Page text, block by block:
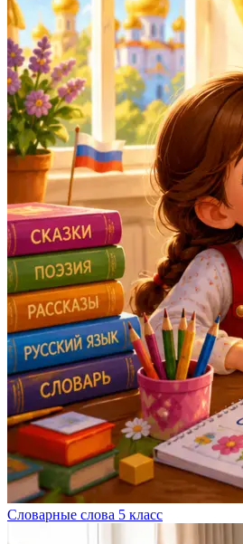
Словарные слова 5 класс